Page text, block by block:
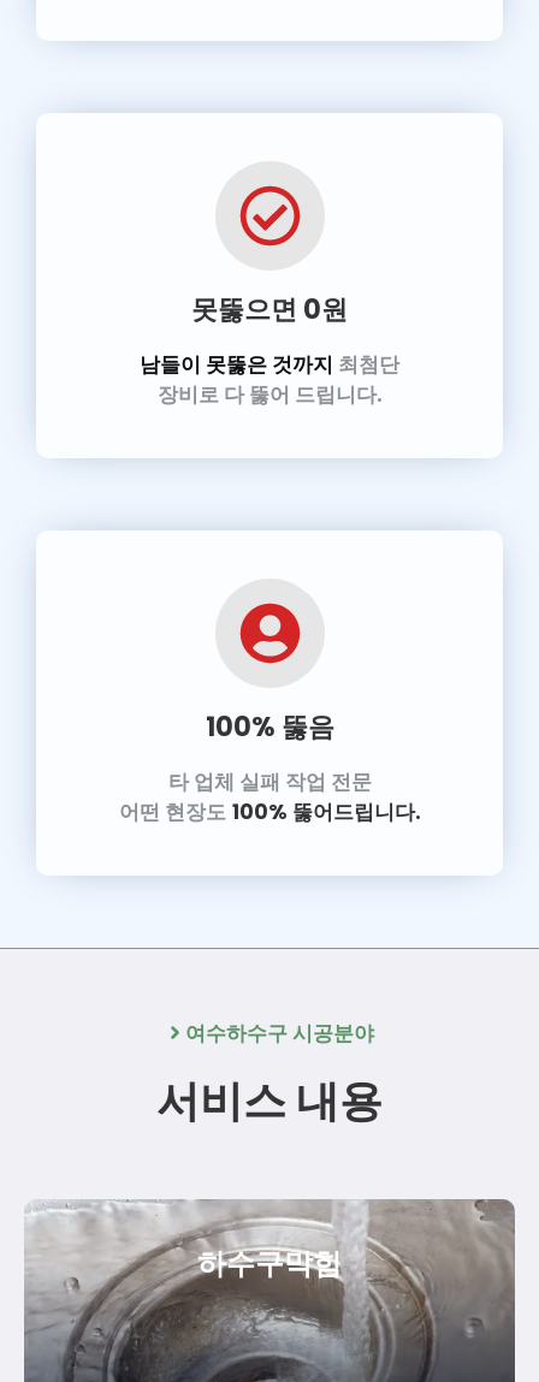
못뚫으면 0원
남들이 못뚫은 것까지 최첨단
장비로 다 뚫어 드립니다.
100% 뚫음
타 업체 실패 작업 전문
어떤 현장도 100% 뚫어드립니다.
여수하수구 시공분야
서비스 내용
하수구막힘